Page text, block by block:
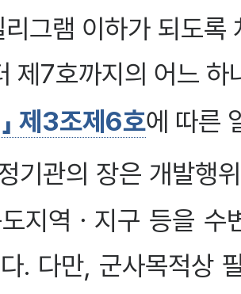
그램 이하가 되도록
제7호까지의 어느 하
」 제3조제6호에 따른
기관의 장은 개발행
지역ㆍ지구 등을 수
. 다만, 군사목적상